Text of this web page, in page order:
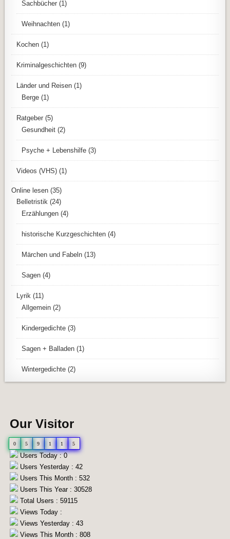
Sachbücher (1)
Weihnachten (1)
Kochen (1)
Kriminalgeschichten (9)
Länder und Reisen (1)
Berge (1)
Ratgeber (5)
Gesundheit (2)
Psyche + Lebenshilfe (3)
Videos (VHS) (1)
Online lesen (35)
Belletristik (24)
Erzählungen (4)
historische Kurzgeschichten (4)
Märchen und Fabeln (13)
Sagen (4)
Lyrik (11)
Allgemein (2)
Kindergedichte (3)
Sagen + Balladen (1)
Wintergedichte (2)
Our Visitor
0 5 9 1 1 5
Users Today : 0
Users Yesterday : 42
Users This Month : 532
Users This Year : 30528
Total Users : 59115
Views Today :
Views Yesterday : 43
Views This Month : 808